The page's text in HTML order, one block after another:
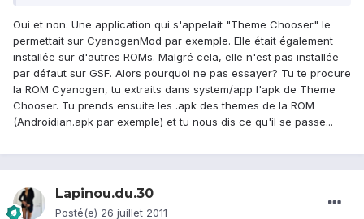
Oui et non. Une application qui s'appelait "Theme Chooser" le
permettait sur CyanogenMod par exemple. Elle était également
installée sur d'autres ROMs. Malgré cela, elle n'est pas installée
par défaut sur GSF. Alors pourquoi ne pas essayer? Tu te procure
la ROM Cyanogen, tu extraits dans system/app l'apk de Theme
Chooser. Tu prends ensuite les .apk des themes de la ROM
(Androidian.apk par exemple) et tu nous dis ce qu'il se passe...
Lapinou.du.30
Posté(e) 26 juillet 2011